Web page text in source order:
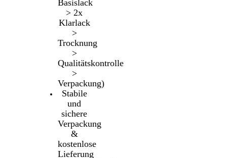
Basislack
> 2x
Klarlack
>
Trocknung
>
Qualitätskontrolle
>
Verpackung)
Stabile
und
sichere
Verpackung
&
kostenlose
Lieferung